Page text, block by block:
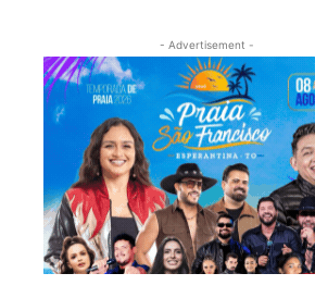
- Advertisement -